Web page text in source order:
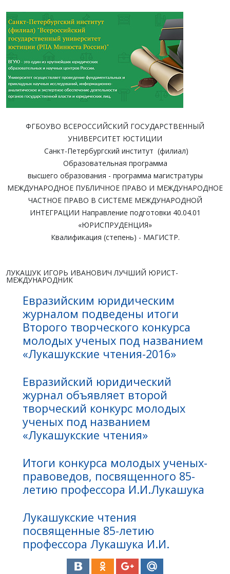
ФГБОУВО ВСЕРОССИЙСКИЙ ГОСУДАРСТВЕННЫЙ
УНИВЕРСИТЕТ ЮСТИЦИИ
Санкт-Петербургский институт (филиал)
Образовательная программа
высшего образования - программа магистратуры
МЕЖДУНАРОДНОЕ ПУБЛИЧНОЕ ПРАВО И МЕЖДУНАРОДНОЕ
ЧАСТНОЕ ПРАВО В СИСТЕМЕ МЕЖДУНАРОДНОЙ
ИНТЕГРАЦИИ Направление подготовки 40.04.01
«ЮРИСПРУДЕНЦИЯ»
Квалификация (степень) - МАГИСТР.
ЛУКАШУК ИГОРЬ ИВАНОВИЧ ЛУЧШИЙ ЮРИСТ-
МЕЖДУНАРОДНИК
Евразийским юридическим
журналом подведены итоги
Второго творческого конкурса
молодых ученых под названием
«Лукашукские чтения-2016»
Евразийский юридический
журнал объявляет второй
творческий конкурс молодых
ученых под названием
«Лукашукские чтения»
Итоги конкурса молодых ученых-
правоведов, посвященного 85-
летию профессора И.И.Лукашука
Лукашукские чтения
посвященные 85-летию
профессора Лукашука И.И.